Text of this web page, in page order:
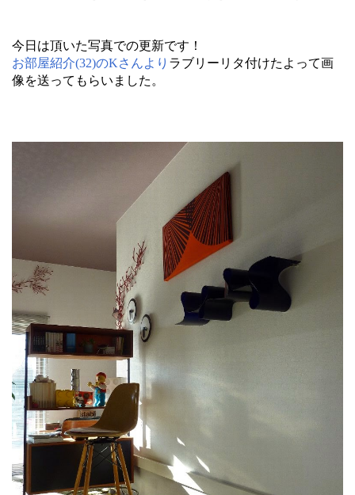
今日は頂いた写真での更新です！
お部屋紹介(32)のKさんより ラブリーリタ付けたよって画
像を送ってもらいました。